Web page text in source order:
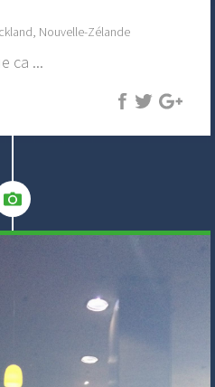
Nouvelle-Zélande
ca ...